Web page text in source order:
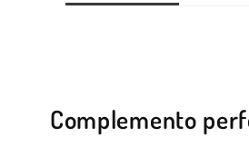
Complemento